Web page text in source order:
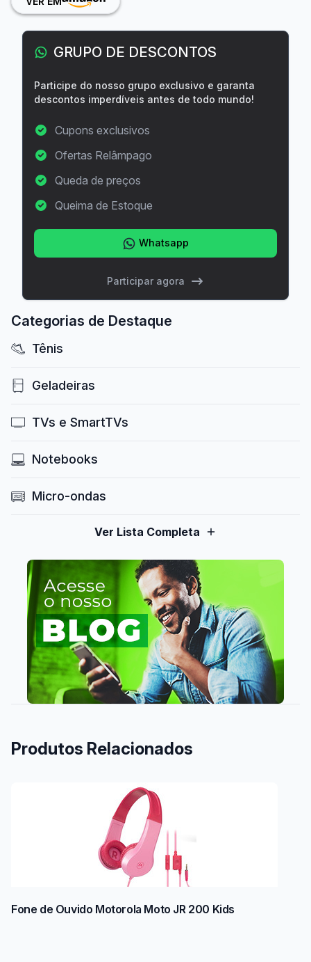
GRUPO DE DESCONTOS
Participe do nosso grupo exclusivo e garanta
descontos imperdíveis antes de todo mundo!
Cupons exclusivos
Ofertas Relâmpago
Queda de preços
Queima de Estoque
Whatsapp
Participar agora
Categorias de Destaque
Tênis
Geladeiras
TVs e SmartTVs
Notebooks
Micro-ondas
Ver Lista Completa
Produtos Relacionados
Fone de Ouvido Motorola Moto JR 200 Kids